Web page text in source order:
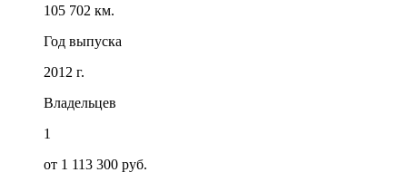
105 702 км.
Год выпуска
2012 г.
Владельцев
1
от 1 113 300 руб.